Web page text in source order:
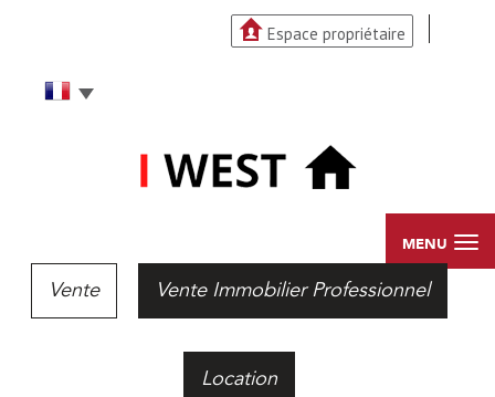
Espace propriétaire
MENU
Vente Vente Immobilier Professionnel
Location